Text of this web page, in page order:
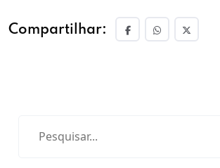
Compartilhar: